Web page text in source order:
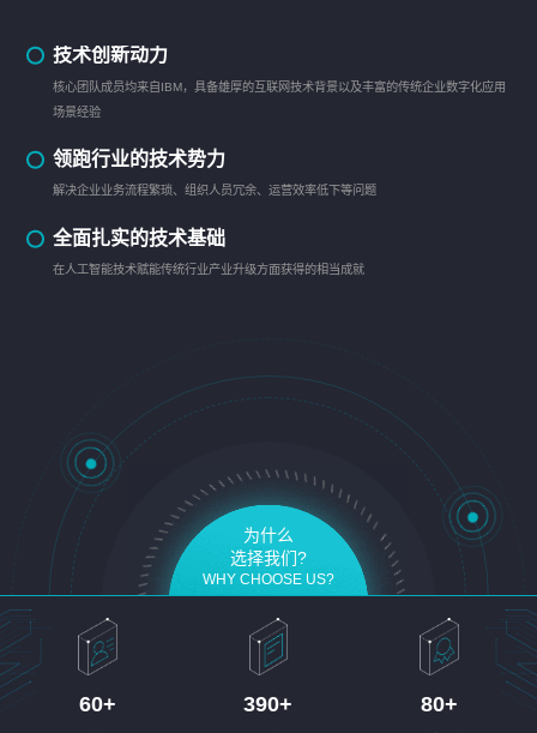
技术创新动力
核心团队成员均来自IBM，具备雄厚的互联网技术背景以及丰富的传统企业数字化应用
场景经验
领跑行业的技术势力
解决企业业务流程繁琐、组织人员冗余、运营效率低下等问题
全面扎实的技术基础
在人工智能技术赋能传统行业产业升级方面获得的相当成就
为什么
选择我们?
WHY CHOOSE US?
60+ 390+ 80+